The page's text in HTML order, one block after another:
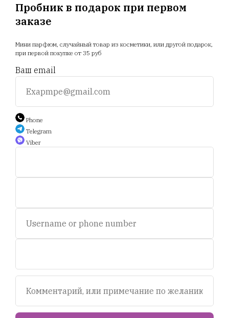
Пробник в подарок при первом
заказе
Мини парфюм, случайный товар из косметики, или другой подарок,
при первой покупке от 35 руб
Ваш email
Phone
Telegram
Viber
Акции Отзывы
+375 25 794 81 89